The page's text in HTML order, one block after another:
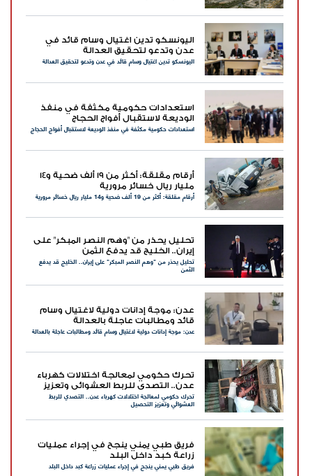
اليونسكو تدين اغتيال وسام قائد في
عدن وتدعو لتحقيق العدالة
اليونسكو تدين اغتيال وسام قائد في عدن وتدعو لتحقيق العدالة
استعدادات حكومية مكثفة في منفذ
الوديعة لاستقبال أفواج الحجاج
استعدادات حكومية مكثفة في منفذ الوديعة لاستقبال أفواج الحجاج
أرقام مقلقة: أكثر من 19 ألف ضحية و14
مليار ريال خسائر مرورية
أرقام مقلقة: أكثر من 19 ألف ضحية و14 مليار ريال خسائر مرورية
تحليل يحذر من "وهم النصر المبكر" على
إيران.. الخليج قد يدفع الثمن
تحليل يحذر من "وهم النصر المبكر" على إيران.. الخليج قد يدفع
الثمن
عدن: موجة إدانات دولية لاغتيال وسام
قائد ومطالبات عاجلة بالعدالة
عدن: موجة إدانات دولية لاغتيال وسام قائد ومطالبات عاجلة بالعدالة
تحرك حكومي لمعالجة اختلالات كهرباء
عدن.. التصدي للربط العشوائي وتعزيز
التحصيل
تحرك حكومي لمعالجة اختلالات كهرباء عدن.. التصدي للربط
العشوائي وتعزيز التحصيل
فريق طبي يمني ينجح في إجراء عمليات
زراعة كبد داخل البلد
فريق طبي يمني ينجح في إجراء عمليات زراعة كبد داخل البلد